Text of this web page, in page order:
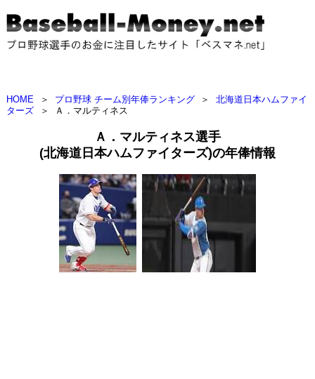
HOME ＞ プロ野球 チーム別年俸ランキング ＞
北海道日本ハムファイ
ターズ
＞ Ａ．マルティネス
Ａ．マルティネス選手
(北海道日本ハムファイターズ)の年俸情報